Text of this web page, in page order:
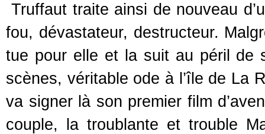
Truffaut traite ainsi de nouveau
fou, dévastateur, destructeur.
tue pour elle et la suit au péril de
scènes, véritable ode à l’île de La
va signer là son premier film
couple, la troublante et trouble